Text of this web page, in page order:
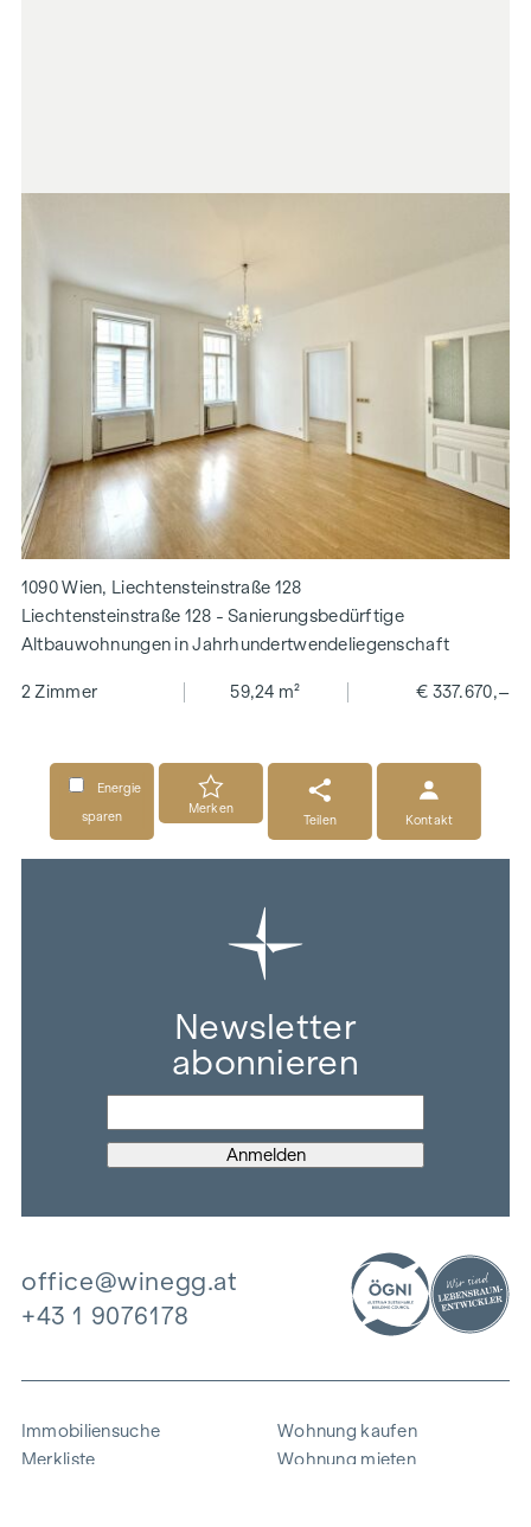
1090 Wien, Liechtensteinstraße 128
Liechtensteinstraße 128 - Sanierungsbedürftige
Altbauwohnungen in Jahrhundertwendeliegenschaft
2 Zimmer 59,24 m² € 337.670,–
Energie
sparen
Merken
Teilen
Kontakt
Newsletter
abonnieren
office@winegg.at
+43 1 9076178
Immobiliensuche
Merkliste
Wohnung kaufen
Wohnung mieten